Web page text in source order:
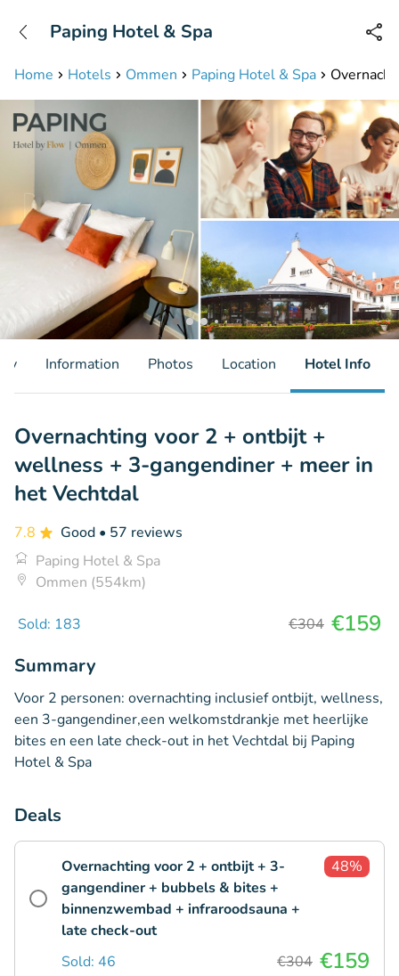
Available until 23:00
Home Hotels Ommen Paping Hotel & Spa
Paping Hotel & Spa
Information Photos Location Hotel Info
Overnachting voor 2 + ontbijt +
wellness + 3-gangendiner + meer in
het Vechtdal
7.8 Good • 57 reviews
Paping Hotel & Spa
Ommen (554km)
Sold: 183 €304 €159
Summary
Voor 2 personen: overnachting inclusief ontbijt, wellness,
een 3-gangendiner,een welkomstdrankje met heerlijke
bites en een late check-out in het Vechtdal bij Paping
Hotel & Spa
Deals
Overnachting voor 2 + ontbijt + 3-
gangendiner + bubbels & bites +
binnenzwembad + infraroodsauna +
late check-out
48%
Sold: 46 €304 €159